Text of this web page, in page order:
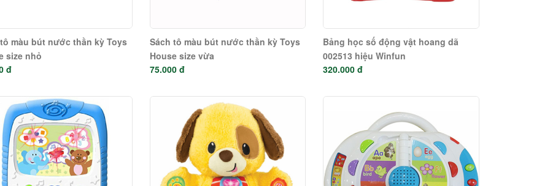
màu bút nước thần kỳ Toys
size nhỏ
đ
Sách tô màu bút nước thần kỳ Toys
House size vừa
75.000 đ
Bảng học số động vật hoang dã
002513 hiệu Winfun
320.000 đ